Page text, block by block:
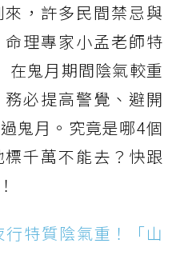
來，許多民間禁忌與
理專家小孟老師特
在鬼月期間陰氣較重
必提高警覺、避開
鬼月。究竟是哪4個
千萬不能去？快跟
特質陰氣重！「山